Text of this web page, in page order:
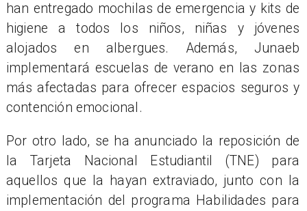
han entregado mochilas de emergencia y kits de
higiene a todos los niños, niñas y jóvenes
alojados en albergues. Además, Junaeb
implementará escuelas de verano en las zonas
más afectadas para ofrecer espacios seguros y
contención emocional.
Por otro lado, se ha anunciado la reposición de
la Tarjeta Nacional Estudiantil (TNE) para
aquellos que la hayan extraviado, junto con la
implementación del programa Habilidades para